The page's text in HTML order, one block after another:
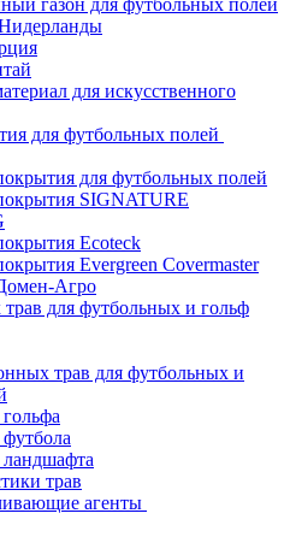
газон для футбольных полей
для искусственного
для футбольных полей
для футбольных полей
SIGNATURE
Ecoteck
Evergreen Covermaster
Агро
для футбольных и гольф
трав для футбольных и
трав
агенты